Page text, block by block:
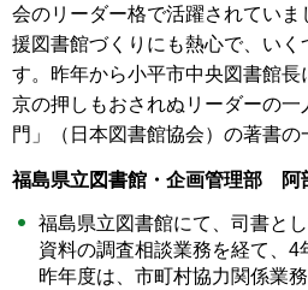
会のリーダー格で活躍されてい
援図書館づくりにも熱心で、いく
す。昨年から小平市中央図書館
京の押しもおされぬリーダーの一
門」（日本図書館協会）の著書の
福島県立図書館・企画管理部 阿
福島県立図書館にて、司書と
資料の調査相談業務を経て、4
昨年度は、市町村協力関係業